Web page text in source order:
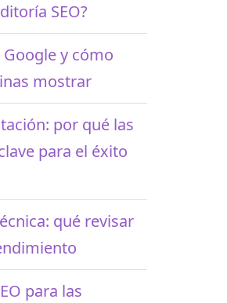
SEO?
y cómo
mostrar
por qué las
para el éxito
qué revisar
para las